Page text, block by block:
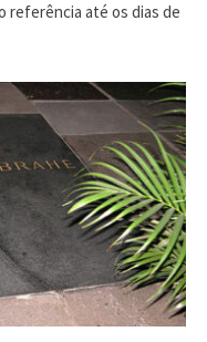
referência até os dias de